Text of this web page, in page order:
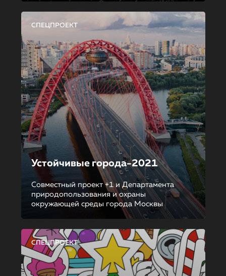
СПЕЦПРОЕКТ
Устойчивые города-2021
Совместный проект +1 и Департамента
природопользования и охраны
окружающей среды города Москвы
СПЕЦПРОЕКТ